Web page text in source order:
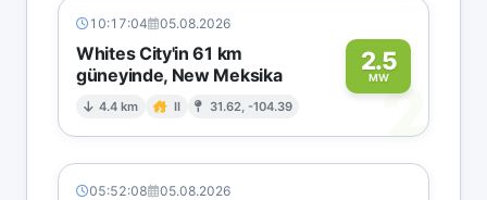
10:17:04 05.08.2026
Whites City'in 61 km
güneyinde, New Meksika
4.4 km II 31.62, -104.39
2.5
MW
2
05:52:08 05.08.2026